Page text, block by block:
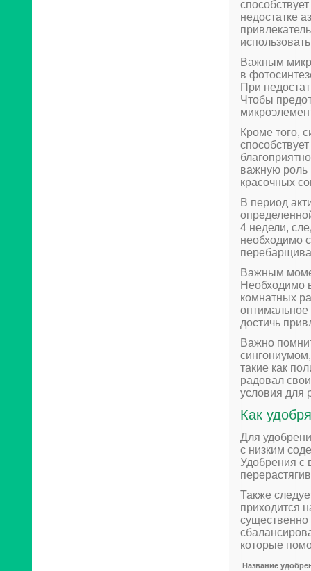
недостатке
Важным
в
При
Чтобы
Кроме того,
важную роль
красочных
В период
4 недели,
необходимо
Важным
Необходимо
комнатных
оптимальное
достичь
Важно
такие как
радовал
условия для
Как
Для
с низким
Удобрения с
Также
приходится
которые
Название